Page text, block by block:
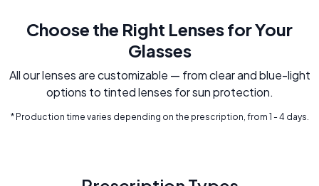
Choose the Right Lenses for Your
Glasses
All our lenses are customizable — from clear and blue-light
options to tinted lenses for sun protection.
* Production time varies depending on the prescription, from 1 - 4 days.